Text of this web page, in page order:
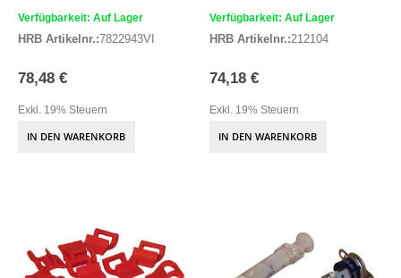
Verfügbarkeit: Auf Lager
HRB Artikelnr.:7822943VI
78,48 €
Exkl. 19% Steuern
IN DEN WARENKORB
Verfügbarkeit: Auf Lager
HRB Artikelnr.:212104
74,18 €
Exkl. 19% Steuern
IN DEN WARENKORB